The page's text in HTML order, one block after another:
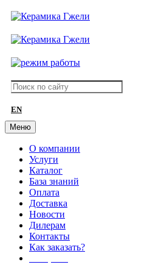
EN
Меню
О компании
Услуги
Каталог
База знаний
Оплата
Доставка
Новости
Дилерам
Контакты
Как заказать?